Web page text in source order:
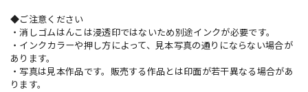
◆ご注意ください
・消しゴムはんこは浸透印ではないため別途インクが必要です。
・インクカラーや押し方によって、見本写真の通りにならない場合が
あります。
・写真は見本作品です。販売する作品とは印面が若干異なる場合があ
ります。